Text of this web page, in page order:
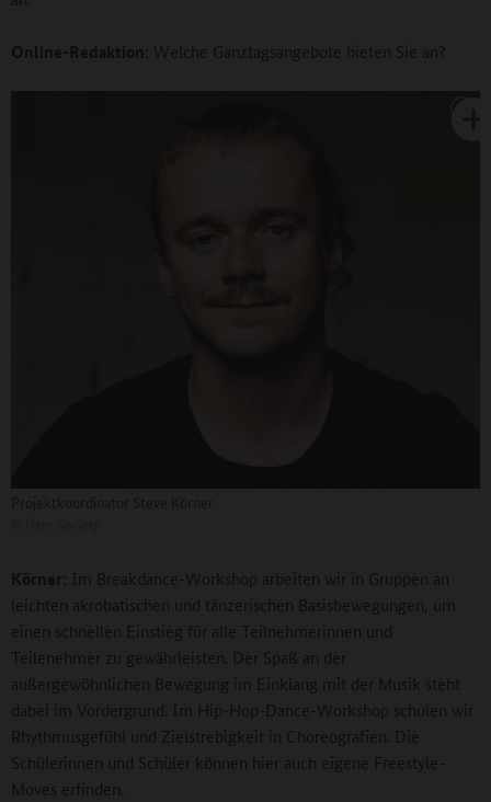
Online-Redaktion: Welche Ganztagsangebote bieten Sie an?
Körner: Im Breakdance-Workshop arbeiten wir in Gruppen an
leichten akrobatischen und tänzerischen Basisbewegungen, um
einen schnellen Einstieg für alle Teilnehmerinnen und
Teilenehmer zu gewährleisten. Der Spaß an der
außergewöhnlichen Bewegung im Einklang mit der Musik steht
dabei im Vordergrund. Im Hip-Hop-Dance-Workshop schulen wir
Rhythmusgefühl und Zielstrebigkeit in Choreografien. Die
Schülerinnen und Schüler können hier auch eigene Freestyle-
Moves erfinden.